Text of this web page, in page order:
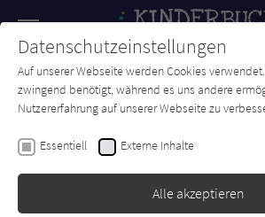
SUCHE Forum Charts
Ian Mark
Monsterjagen für
Erschienen: August 2023 Bibliogr.
Datenschutzeinstellungen
Auf unserer Webseite werden Cookies
zwingend benötigt, während es uns andere
Nutzererfahrung auf unserer Webseite zu
Essentiell Externe Inhalte
Alle akzeptieren